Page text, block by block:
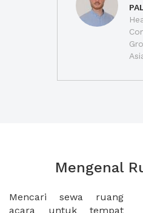
Mengenal
Mencari sewa ruang
acara untuk tempat
proyektor dengan
kecerahan tinggi, tata